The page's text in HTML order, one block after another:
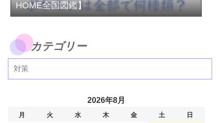
HOME全国図鑑】
カテゴリー
2026年8月
月 火 水 木 金 土
日